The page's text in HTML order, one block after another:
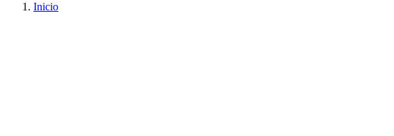
Inicio